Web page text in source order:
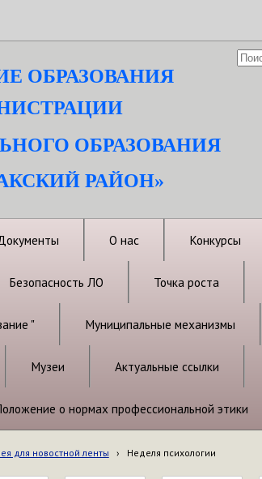
ОБРАЗОВАНИЯ
ОБРАЗОВАНИЯ
РАЙОН»
О нас Конкурсы
Безопасность ЛО Точка роста
" Муниципальные механизмы
Музеи Актуальные ссылки
о нормах профессиональной этики
для новостной ленты › Неделя психологии